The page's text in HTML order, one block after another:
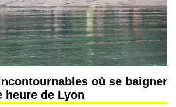
où se baigner
heure de Lyon